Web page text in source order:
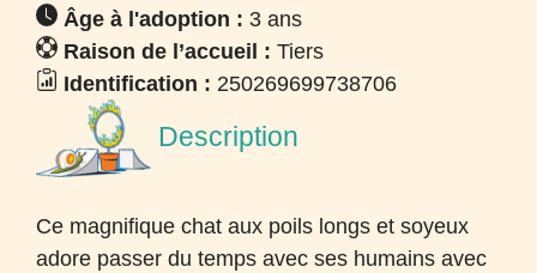
Âge à l'adoption : 3 ans
Raison de l’accueil : Tiers
Identification : 250269699738706
Description
Ce magnifique chat aux poils longs et soyeux
adore passer du temps avec ses humains avec